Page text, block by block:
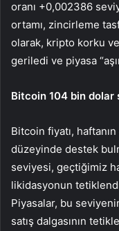
oranı +0,002386
ortamı, zincirleme
olarak, kripto korku
geriledi ve piyasa
Bitcoin 104 bin
Bitcoin fiyatı,
düzeyinde destek
seviyesi, geçtiğimiz
likidasyonun
Piyasalar, bu
satış dalgasının